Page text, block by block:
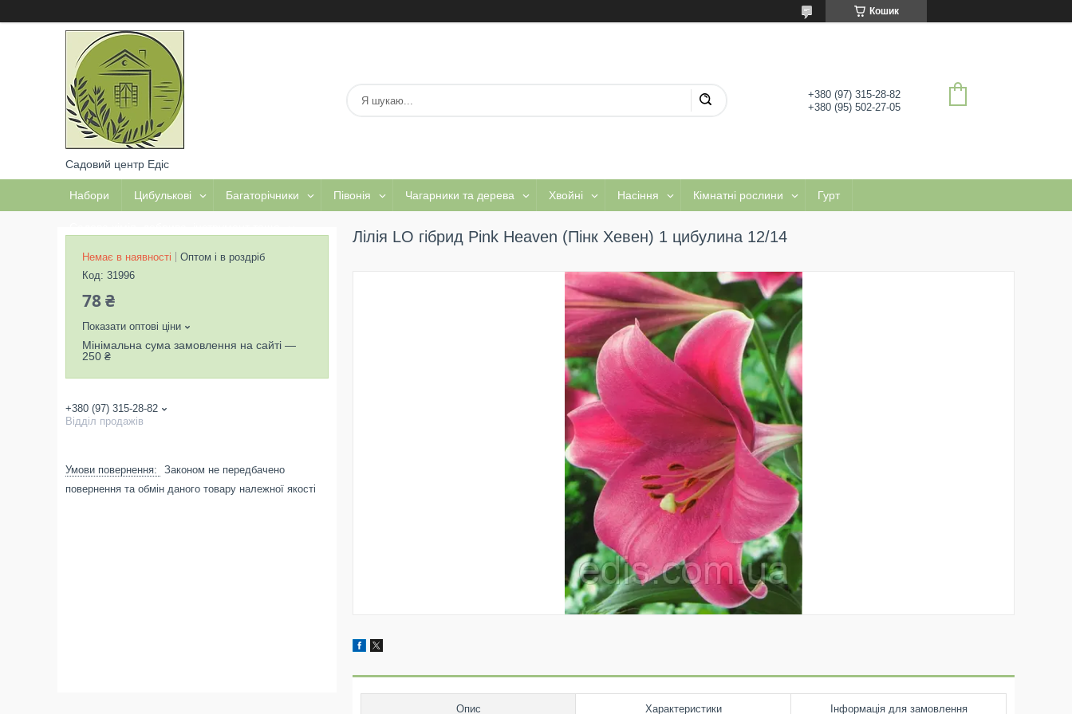
Кошик
Садовий центр Едіс
+380 (97) 315-28-82
+380 (95) 502-27-05
Набори Цибулькові Багаторічники Півонія Чагарники та дерева Хвойні Насіння Кімнатні рослини Гурт
Лілія LO гібрид Pink Heaven (Пінк Хевен) 1 цибулина 12/14
Опис Характеристики Інформація для замовлення
Немає в наявності
Оптом і в роздріб
Код: 31996
78 ₴
Показати оптові ціни
Мінімальна сума замовлення на сайті —
250 ₴
+380 (97) 315-28-82
Відділ продажів
Законом не передбачено
повернення та обмін даного товару належної якості